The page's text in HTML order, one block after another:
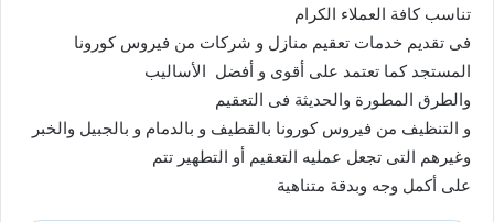
تناسب كافة العملاء الكرام
فى تقديم خدمات تعقيم منازل و شركات من فيروس كورونا
المستجد كما تعتمد على أقوى و أفضل الأساليب
والطرق المطورة والحديثة فى التعقيم
و التنظيف من فيروس كورونا بالقطيف و بالدمام و بالجبيل والخبر
وغيرهم التى تجعل عمليه التعقيم أو التطهير تتم
على أكمل وجه وبدقة متناهية